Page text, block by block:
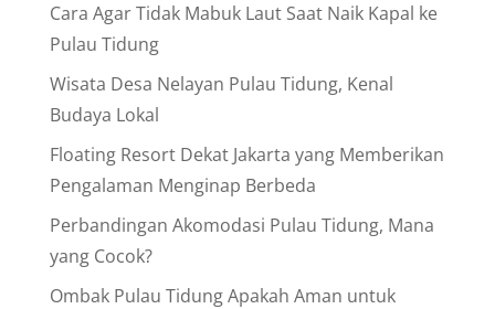
Cara Agar Tidak Mabuk Laut Saat Naik Kapal ke
Pulau Tidung
Wisata Desa Nelayan Pulau Tidung, Kenal
Budaya Lokal
Floating Resort Dekat Jakarta yang Memberikan
Pengalaman Menginap Berbeda
Perbandingan Akomodasi Pulau Tidung, Mana
yang Cocok?
Ombak Pulau Tidung Apakah Aman untuk